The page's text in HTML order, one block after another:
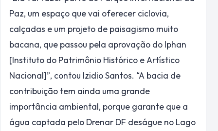
Paz, um espaço que vai oferecer ciclovia,
calçadas e um projeto de paisagismo muito
bacana, que passou pela aprovação do Iphan
[Instituto do Patrimônio Histórico e Artístico
Nacional]”, contou Izidio Santos. “A bacia de
contribuição tem ainda uma grande
importância ambiental, porque garante que a
água captada pelo Drenar DF deságue no Lago